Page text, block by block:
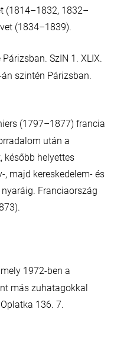
(1814–1832, 1832–
(1834–1839).
SzIN 1. XLIX.
szintén Párizsban.
(1797–1877) francia
után a
később helyettes
majd kereskedelem- és
Franciaország
1972-ben a
más zuhatagokkal
136. 7.